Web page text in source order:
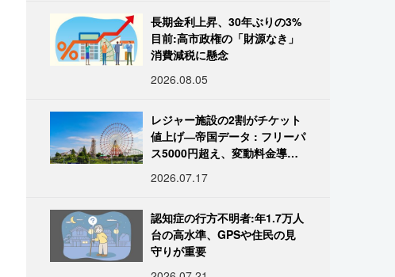
長期金利上昇、30年ぶりの3%
目前:高市政権の「財源なき」
消費減税に懸念
2026.08.05
レジャー施設の2割がチケット
値上げ―帝国データ : フリーパ
ス5000円超え、変動料金導入
2026.07.17
認知症の行方不明者:年1.7万人
台の高水準、GPSや住民の見
守りが重要